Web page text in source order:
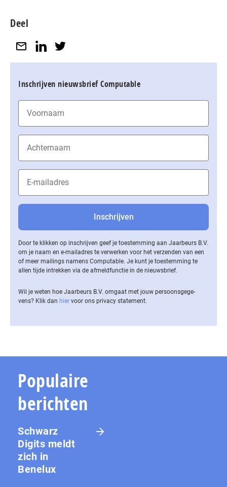
Deel
Inschrijven nieuwsbrief Computable
Door te klikken op inschrijven geef je toestemming aan Jaarbeurs B.V.
om je naam en e-mailadres te verwerken voor het verzenden van een
of meer mailings namens Computable. Je kunt je toestemming te
allen tijde intrekken via de af­meld­func­tie in de nieuwsbrief.
Wil je weten hoe Jaarbeurs B.V. omgaat met jouw per­soons­ge­ge­
vens? Klik dan hier voor ons privacy statement.
Populaire
berichten
Schwarz
Digits meldt
zich in
Benelux